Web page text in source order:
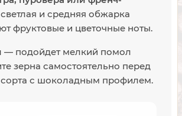
и средняя обжарка
фруктовые и цветочные ноты.
— подойдет мелкий помол
зерна самостоятельно перед
сорта с шоколадным профилем.